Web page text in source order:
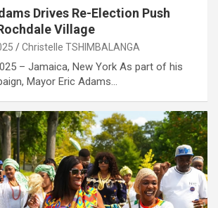
Drives Re-Election Push
Village
Christelle TSHIMBALANGA
– Jamaica, New York As part of his
Mayor Eric Adams…